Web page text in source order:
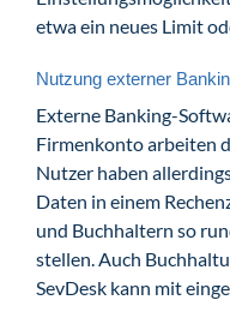
etwa ein neues Limit
Nutzung externer
Externe Banking-
Firmenkonto arbeiten
Nutzer haben
Daten in einem
und Buchhaltern so
stellen. Auch
SevDesk kann mit